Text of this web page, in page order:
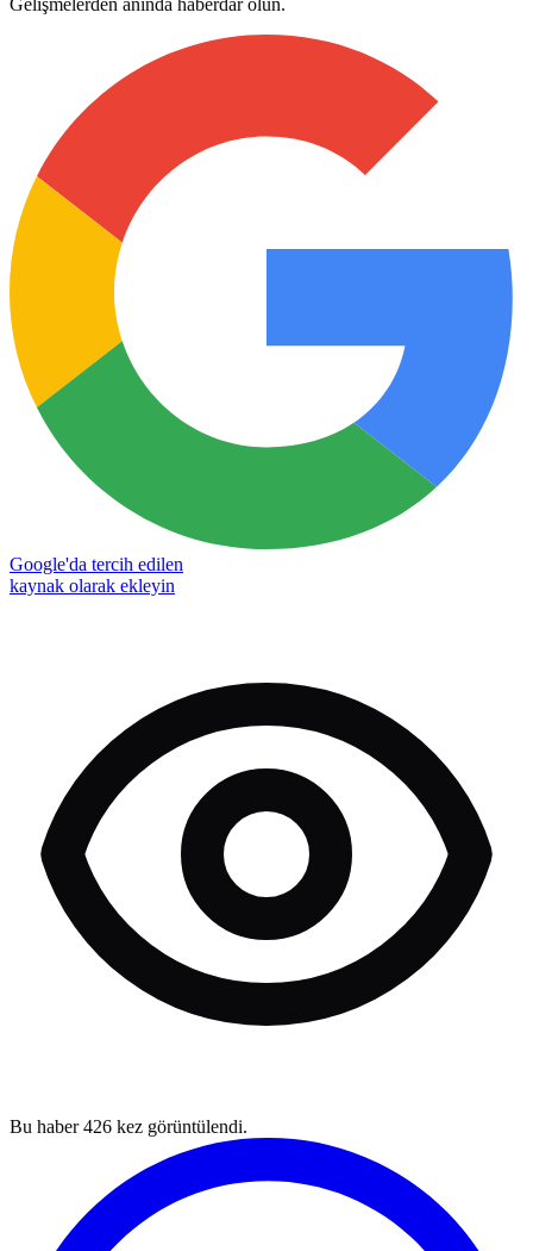
Gelişmelerden anında haberdar olun.
Google'da tercih edilen
kaynak olarak ekleyin
Bu haber426 kez görüntülendi.